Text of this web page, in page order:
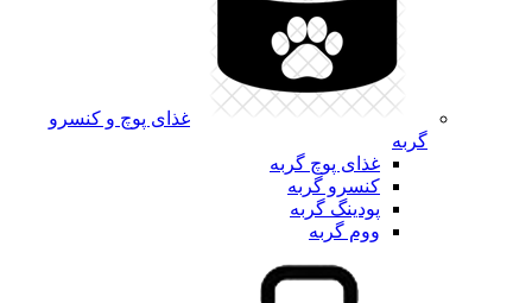
غذای پوچ و کنسرو
گربه
غذای پوچ گربه
کنسرو گربه
پودینگ گربه
ووم گربه